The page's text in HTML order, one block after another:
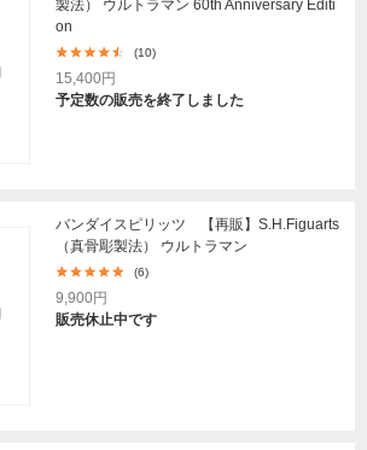
製法） ウルトラマン 60th Anniversary Editi
on
(10)
15,400円
予定数の販売を終了しました
バンダイスピリッツ 【再販】S.H.Figuarts
（真骨彫製法） ウルトラマン
(6)
9,900円
販売休止中です